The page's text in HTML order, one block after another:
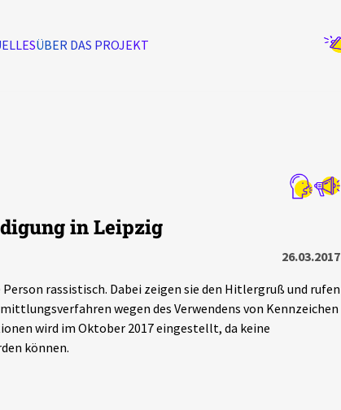
ÜBER DAS PROJEKT
in Leipzig
26.03.2017
rassistisch. Dabei zeigen sie den Hitlergruß und rufen
wegen des Verwendens von Kennzeichen
wird im Oktober 2017 eingestellt, da keine
können.
Statistik